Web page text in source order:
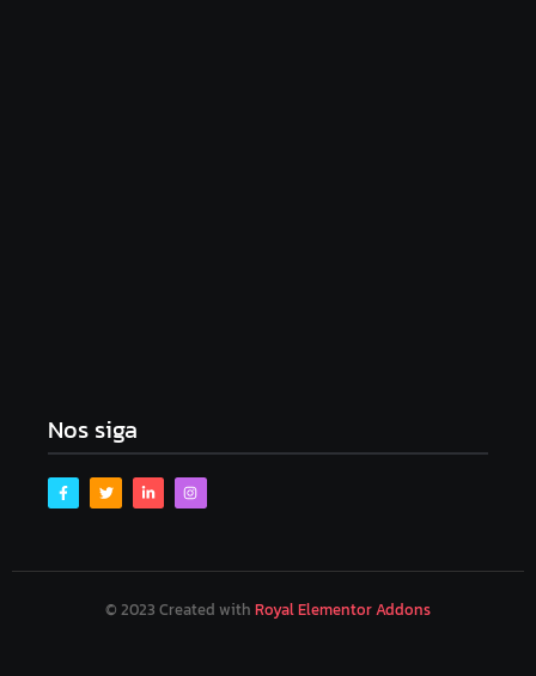
Nos siga
© 2023 Created with Royal Elementor Addons